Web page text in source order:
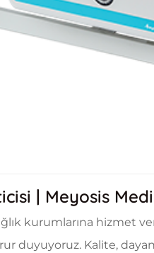
| Meyosis
kurumlarına hizmet
duyuyoruz. Kalite,